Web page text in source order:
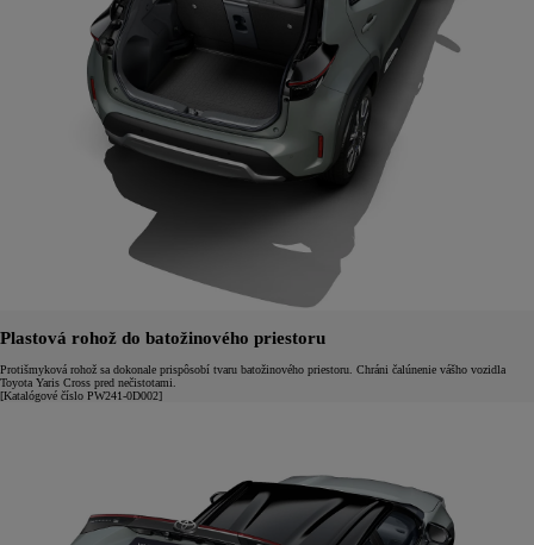
Plastová rohož do batožinového priestoru
Protišmyková rohož sa dokonale prispôsobí tvaru batožinového priestoru. Chráni čalúnenie vášho vozidla
Toyota Yaris Cross pred nečistotami.
[Katalógové číslo PW241-0D002]